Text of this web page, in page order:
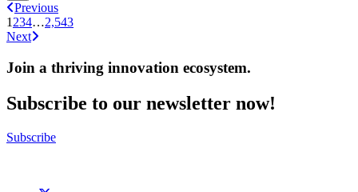
Previous
1234…2,543
Next
Join a thriving innovation ecosystem.
Subscribe to our newsletter now!
Subscribe